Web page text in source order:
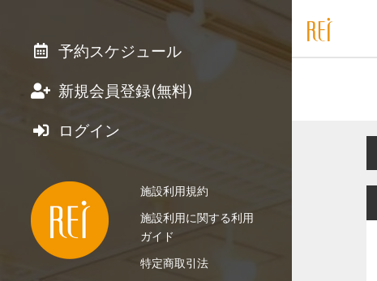
予約スケジュール
新規会員登録(無料)
ログイン
施設利用規約
施設利用に関する利用
ガイド
特定商取引法